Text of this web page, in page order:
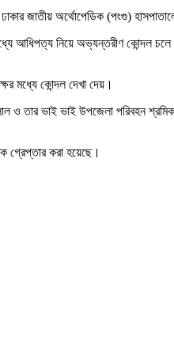
জাতীয় অর্থোপেডিক (পংগু)
আধিপত্য নিয়ে অভ্যন্তরীণ কোন্দল
মধ্যে কোন্দল দেখা দেয়।
ও তার ভাই ভাই উপজেলা পরিবহন
গ্রেপ্তার করা হয়েছে।